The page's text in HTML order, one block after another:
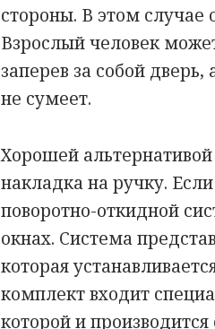
стороны. В этом
Взрослый человек
заперев за собой
не сумеет.
Хорошей
накладка на ручку.
поворотно-откидной
окнах. Система
которая
комплект входит
которой и